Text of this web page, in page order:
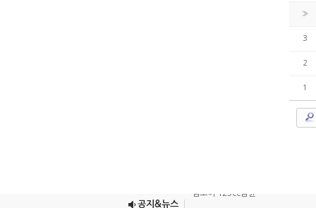
»
3
2
1
공지&뉴스